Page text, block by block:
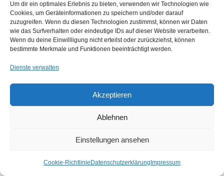
Um dir ein optimales Erlebnis zu bieten, verwenden wir Technologien wie
Cookies, um Geräteinformationen zu speichern und/oder darauf
zuzugreifen. Wenn du diesen Technologien zustimmst, können wir Daten
wie das Surfverhalten oder eindeutige IDs auf dieser Website verarbeiten.
Wenn du deine Einwillligung nicht erteilst oder zurückziehst, können
bestimmte Merkmale und Funktionen beeinträchtigt werden.
Dienste verwalten
Akzeptieren
Ablehnen
Einstellungen ansehen
Cookie-Richtlinie Datenschutzerklärung Impressum
Unsere
Kategorien
wurde aufgeräumt! Dort haben wir nur noch unsere
Beratungsschwerpunkte und die Übersicht über unsere
Kategorien